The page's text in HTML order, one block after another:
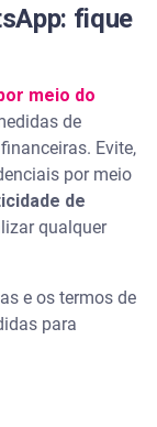
fique
meio do
de
Evite,
por meio
de
qualquer
e os termos de
para